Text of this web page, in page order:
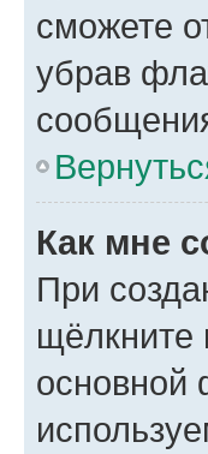
сможете
убрав
Как мне
При
щёлкните
основной